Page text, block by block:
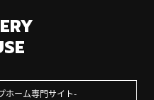
ホーム専門サイト